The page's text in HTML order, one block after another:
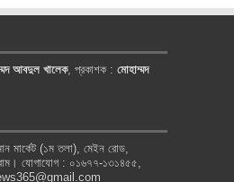
আবদুল খালেক, প্রকাশক : মোহাম্মদ
মার্কেট (১ম তলা), মেইন রোড,
যোগাযোগ : ০১৬৭৭-১৩১৪৫৫,